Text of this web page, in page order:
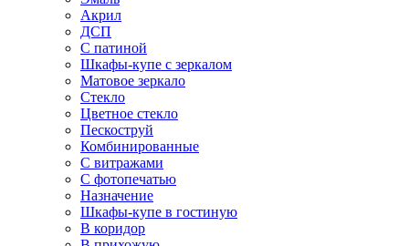
Акрил
ДСП
С патиной
Шкафы-купе с зеркалом
Матовое зеркало
Стекло
Цветное стекло
Пескоструй
Комбинированные
С витражами
С фотопечатью
Назначение
Шкафы-купе в гостиную
В коридор